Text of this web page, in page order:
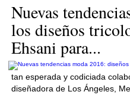
Nuevas
los diseños
Ehsani para...
tan esperada y codiciada
diseñadora de Los Ángeles,